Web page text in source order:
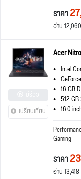
ราคา
อ่าน
เปรียบเทียบ
Acer
Intel
16 GB
512
16.0
Gaming
ราคา
อ่าน